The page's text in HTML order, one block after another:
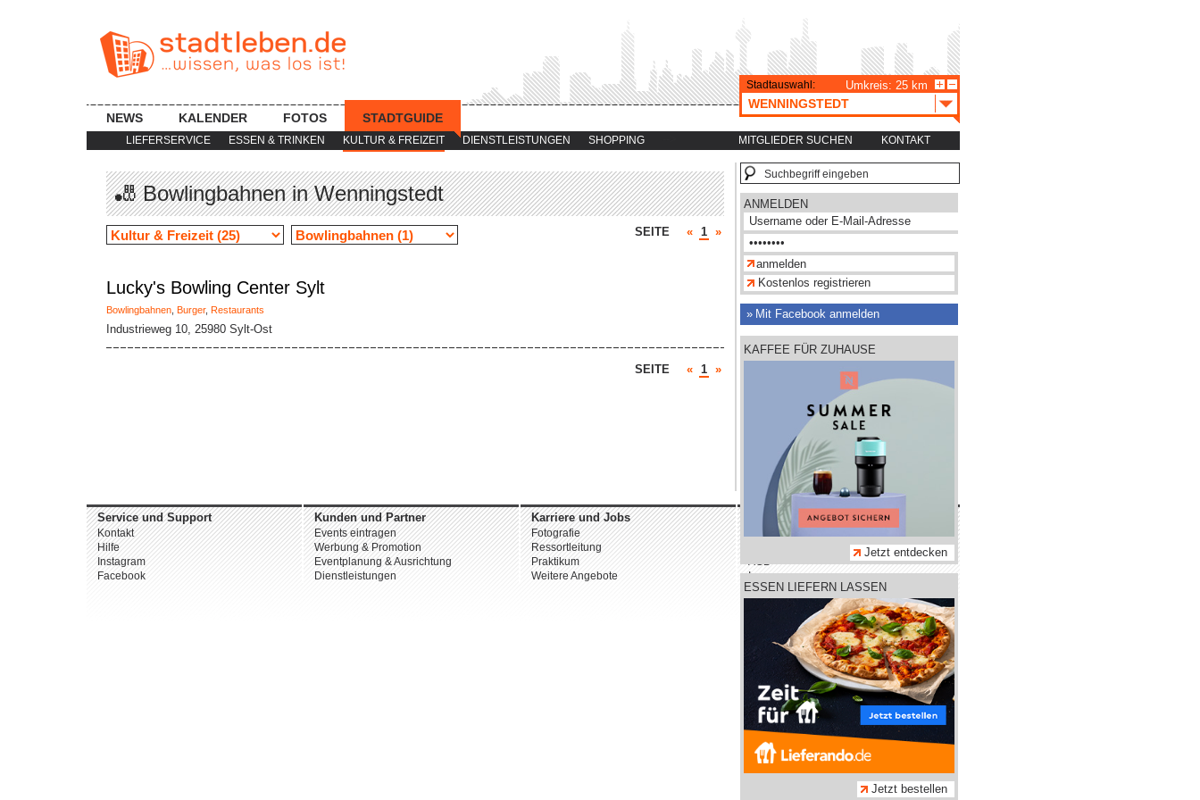
LIEFERSERVICE ESSEN & TRINKEN KULTUR & FREIZEIT DIENSTLEISTUNGEN SHOPPING MITGLIEDER SUCHEN KONTAKT
NEWS KALENDER FOTOS STADTGUIDE
Stadtauswahl: Umkreis: 25 km
WENNINGSTEDT
🎳 Bowlingbahnen in Wenningstedt
SEITE « 1 »
Lucky's Bowling Center Sylt
Bowlingbahnen Burger, Restaurants
Industrieweg 10, 25980 Sylt-Ost
SEITE « 1 »
ANMELDEN
Kostenlos registrieren
Mit Facebook anmelden
KAFFEE FÜR ZUHAUSE
Jetzt entdecken
ESSEN LIEFERN LASSEN
Jetzt bestellen
Service und Support
Kontakt
Hilfe
Instagram
Facebook
Kunden und Partner
Events eintragen
Werbung & Promotion
Eventplanung & Ausrichtung
Dienstleistungen
Karriere und Jobs
Fotografie
Ressortleitung
Praktikum
Weitere Angebote
Unternehmen
Über uns
AGB
Impressum
© 2026 stadtleben GmbH